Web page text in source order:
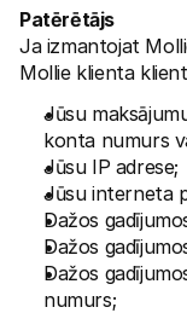
Patērētājs
Ja izmantojat
Mollie klienta
Jūsu
konta numurs
Jūsu IP adrese;
Jūsu interneta
Dažos
Dažos
Dažos
numurs;